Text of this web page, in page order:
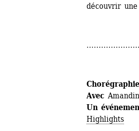
découvrir
Chorégraphie
Avec
Un
Highlights